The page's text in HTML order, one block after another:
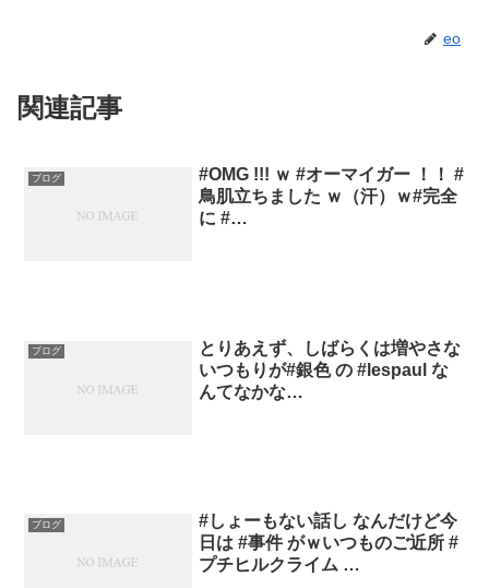
eo
関連記事
ブログ
#OMG !!! ｗ #オーマイガー ！！ #
鳥肌立ちました ｗ（汗）ｗ#完全
に #…
ブログ
とりあえず、しばらくは増やさな
いつもりが#銀色 の #lespaul な
んてなかな…
ブログ
#しょーもない話し なんだけど今
日は #事件 がｗいつものご近所 #
プチヒルクライム …